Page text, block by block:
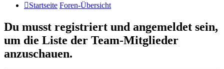
Startseite Foren-Übersicht
Du musst registriert und angemeldet sein,
um die Liste der Team-Mitglieder
anzuschauen.